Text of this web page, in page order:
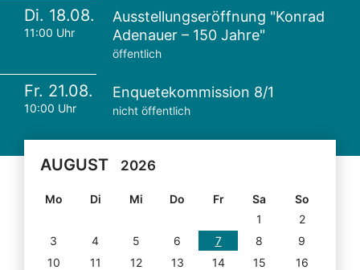
Di. 18.08.
11:00 Uhr
Ausstellungseröffnung "Konrad
Adenauer – 150 Jahre"
öffentlich
Fr. 21.08.
10:00 Uhr
Enquetekommission 8/1
nicht öffentlich
AUGUST 2026
Mo Di Mi Do Fr Sa
So
1
2
3
4 5 6 7 8
9
10
11 12 13 14 15
16